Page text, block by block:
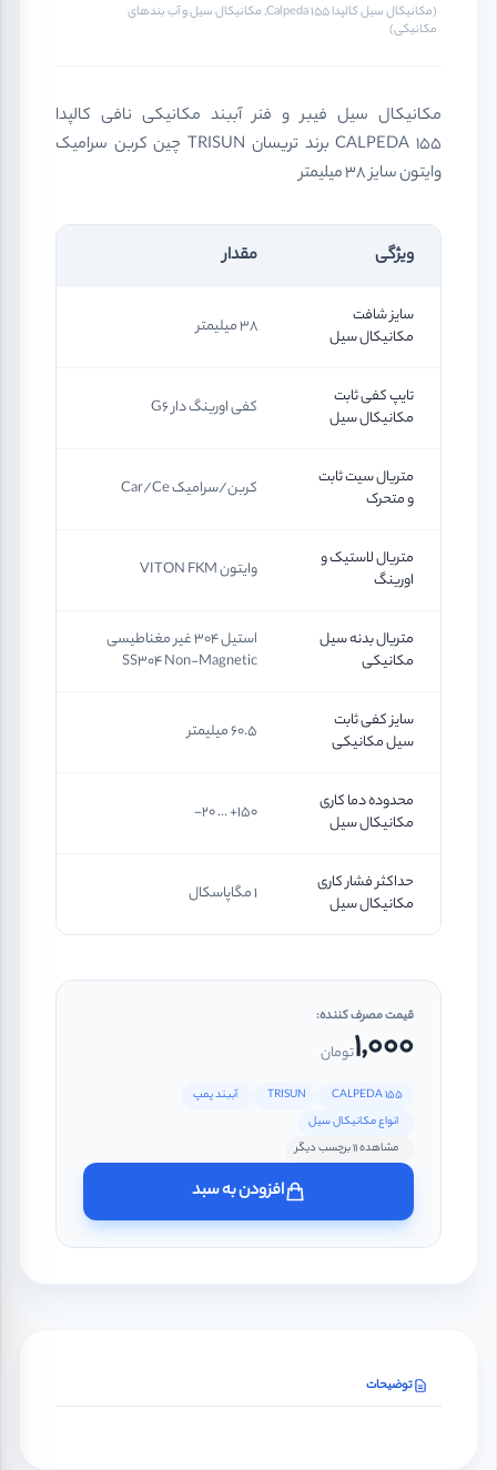
(مکانیکال سیل کالپدا Calpeda 155, مکانیکال سیل و آب بندهای
مکانیکی)
مکانیکال سیل فیبر و فنر آببند مکانیکی نافی کالپدا
CALPEDA 155 برند تریسان TRISUN چین کربن سرامیک
وایتون سایز 38 میلیمتر
ویژگی مقدار
سایز شافت
مکانیکال سیل
38 میلیمتر
تایپ کفی ثابت
مکانیکال سیل
کفی اورینگ دار G6
متریال سیت ثابت
و متحرک
کربن/سرامیک Car/Ce
متریال لاستیک و
اورینگ
وایتون VITON FKM
متریال بدنه سیل
مکانیکی
استیل 304 غیر مغناطیسی
SS304 Non-Magnetic
سایز کفی ثابت
سیل مکانیکی
60.5 میلیمتر
محدوده دما کاری
مکانیکال سیل
150+ ... 20-
حداکثر فشار کاری
مکانیکال سیل
1 مگاپاسکال
قیمت مصرف کننده:
1,000تومان
CALPEDA 155
TRISUN
آببند پمپ
انواع مکانیکال سیل
مشاهده 11 برچسب دیگر
افزودن به سبد
توضیحات